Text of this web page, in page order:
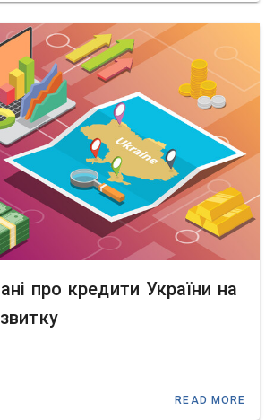
про кредити України на
READ MORE